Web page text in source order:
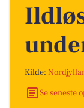
Kilde:
Se seneste